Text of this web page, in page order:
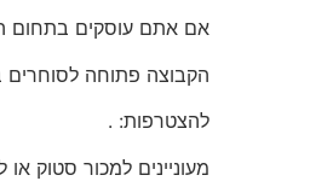
אם אתם עוסקים בתחום
הקבוצה פתוחה לסוחרים
להצטרפות: .
מעוניינים למכור סטוק